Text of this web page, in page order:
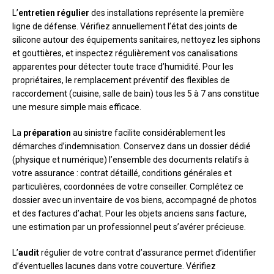
L’entretien régulier des installations représente la première
ligne de défense. Vérifiez annuellement l’état des joints de
silicone autour des équipements sanitaires, nettoyez les siphons
et gouttières, et inspectez régulièrement vos canalisations
apparentes pour détecter toute trace d’humidité. Pour les
propriétaires, le remplacement préventif des flexibles de
raccordement (cuisine, salle de bain) tous les 5 à 7 ans constitue
une mesure simple mais efficace.
La préparation au sinistre facilite considérablement les
démarches d’indemnisation. Conservez dans un dossier dédié
(physique et numérique) l’ensemble des documents relatifs à
votre assurance : contrat détaillé, conditions générales et
particulières, coordonnées de votre conseiller. Complétez ce
dossier avec un inventaire de vos biens, accompagné de photos
et des factures d’achat. Pour les objets anciens sans facture,
une estimation par un professionnel peut s’avérer précieuse.
L’auditrégulier de votre contrat d’assurance permet d’identifier
d’éventuelles lacunes dans votre couverture. Vérifiez